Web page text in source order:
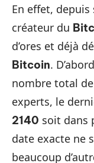
En effet,
créateur du
d’ores et déjà
Bitcoin.
nombre total
experts, le
2140 soit dans
date exacte ne
beaucoup